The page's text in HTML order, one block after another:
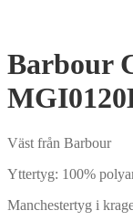
Barbour
Väst från Barbour
Yttertyg: 100%
Manchestertyg i